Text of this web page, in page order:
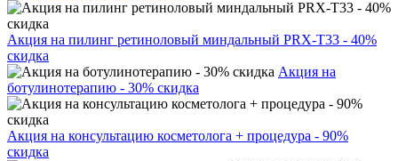
Акция на пилинг ретиноловый миндальный PRX-T33 - 40%
скидка
Акция на
ботулинотерапию - 30% скидка
Акция на консультацию косметолога + процедура - 90%
скидка